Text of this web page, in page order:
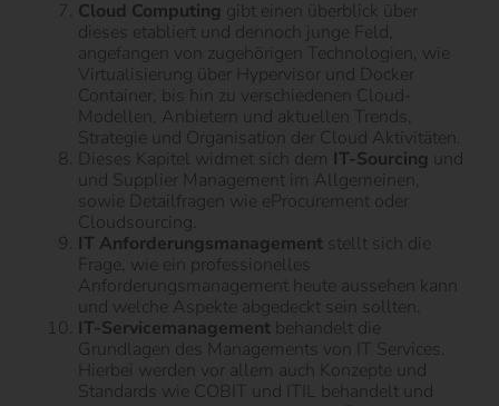
Cloud Computing gibt einen überblick über
dieses etabliert und dennoch junge Feld,
angefangen von zugehörigen Technologien, wie
Virtualisierung über Hypervisor und Docker
Container, bis hin zu verschiedenen Cloud-
Modellen, Anbietern und aktuellen Trends,
Strategie und Organisation der Cloud Aktivitäten.
Dieses Kapitel widmet sich dem IT-Sourcing und
und Supplier Management im Allgemeinen,
sowie Detailfragen wie eProcurement oder
Cloudsourcing.
IT Anforderungsmanagement stellt sich die
Frage, wie ein professionelles
Anforderungsmanagement heute aussehen kann
und welche Aspekte abgedeckt sein sollten.
IT-Servicemanagement behandelt die
Grundlagen des Managements von IT Services.
Hierbei werden vor allem auch Konzepte und
Standards wie COBIT und ITIL behandelt und